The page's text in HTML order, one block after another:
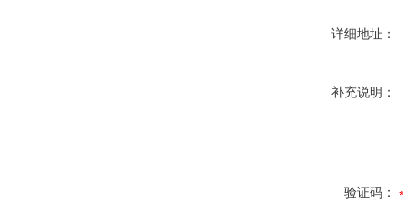
详细地址：
补充说明：
验证码：